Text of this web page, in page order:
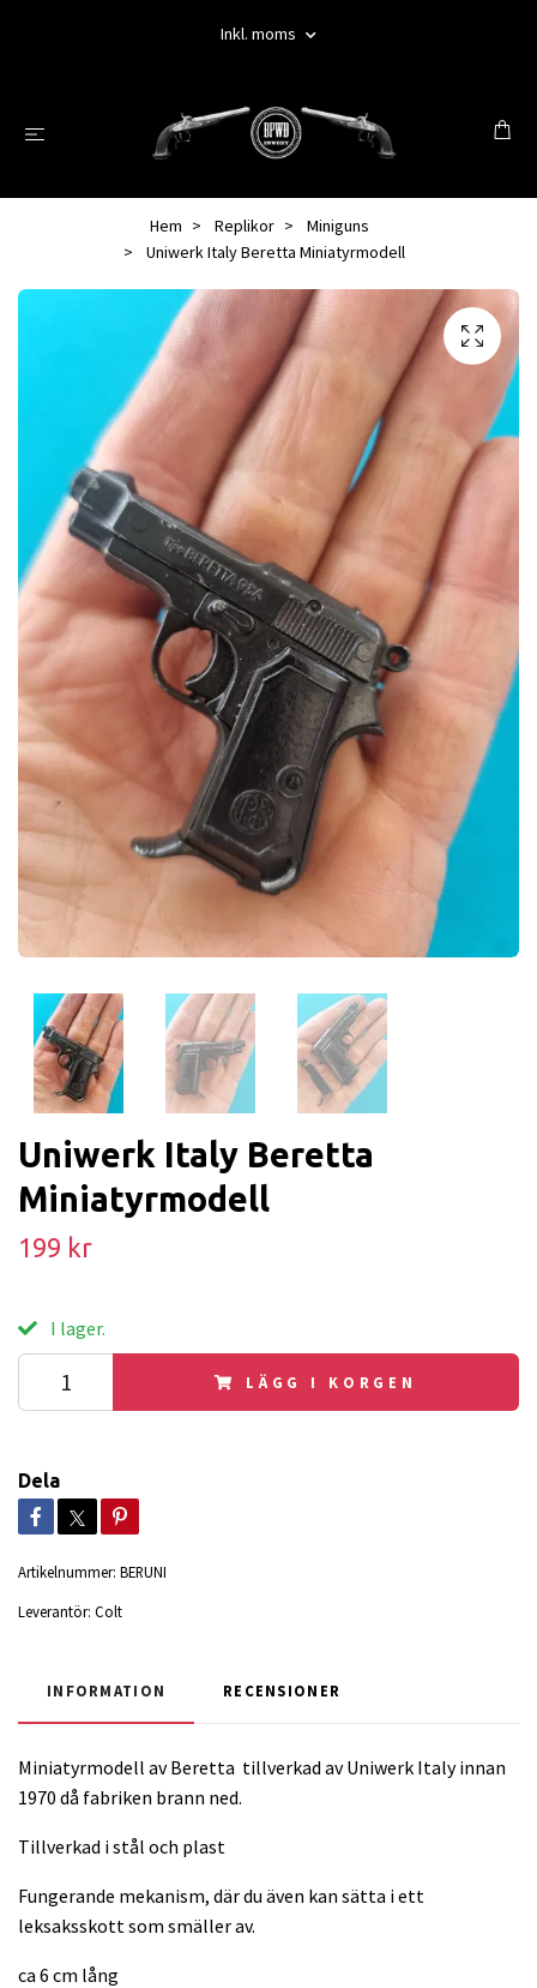
Inkl. moms
Hem Replikor
Miniguns
Uniwerk Italy Beretta Miniatyrmodell
Uniwerk Italy Beretta
Miniatyrmodell
199 kr
I lager.
LÄGG I KORGEN
Dela
Artikelnummer: BERUNI
Leverantör: Colt
INFORMATION RECENSIONER
Miniatyrmodell av Beretta tillverkad av Uniwerk Italy innan
1970 då fabriken brann ned.
Tillverkad i stål och plast
Fungerande mekanism, där du även kan sätta i ett
leksaksskott som smäller av.
ca 6 cm lång